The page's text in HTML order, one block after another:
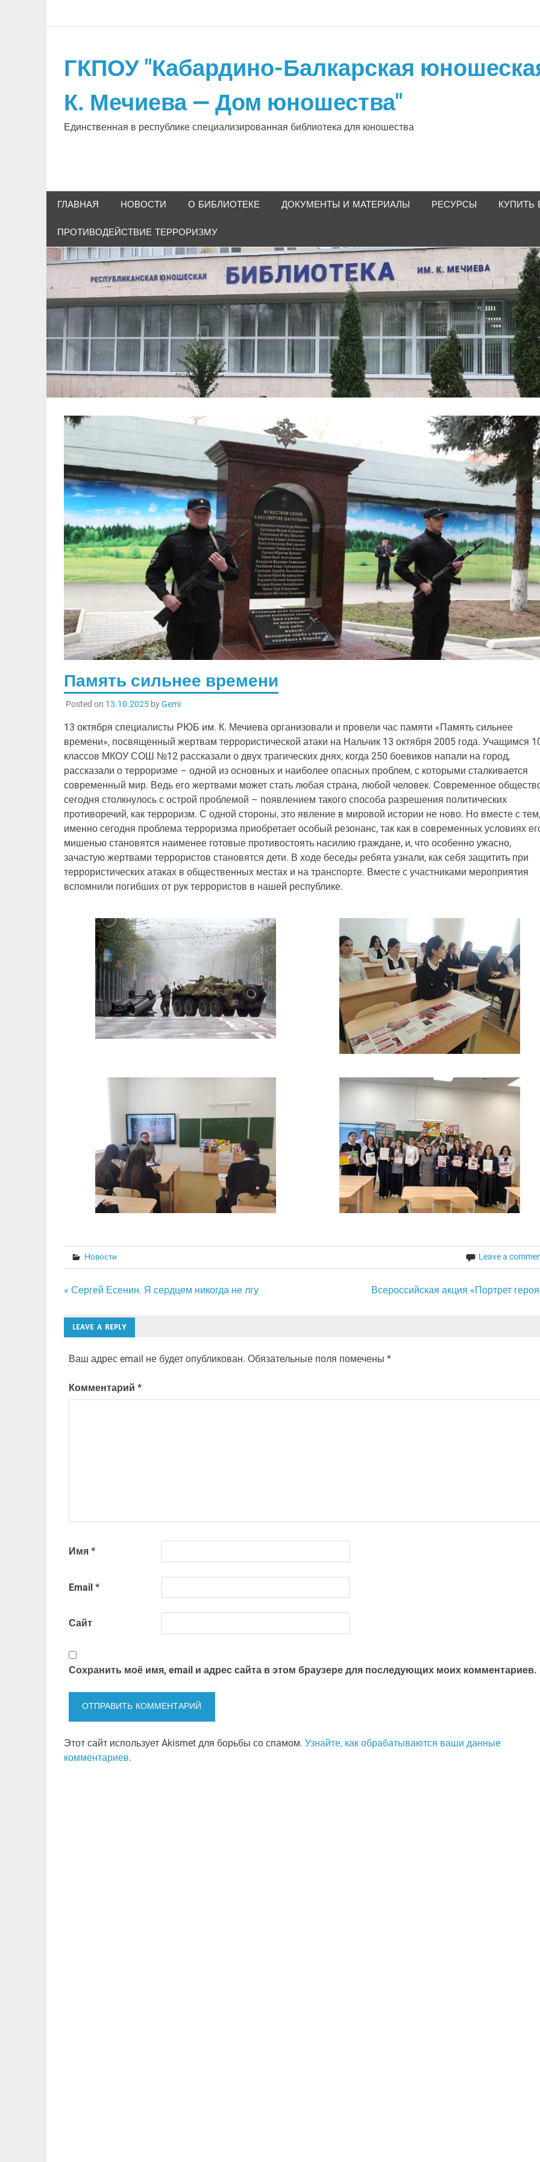
ГКПОУ "Кабардино-Балкарская
К. Мечиева — Дом юношества"
Единственная в республике специализированная библиотека для юношества
ГЛАВНАЯ НОВОСТИ О БИБЛИОТЕКЕ ДОКУМЕНТЫ И МАТЕРИАЛЫ РЕСУРСЫ КУПИТЬ
ПРОТИВОДЕЙСТВИЕ ТЕРРОРИЗМУ
Память сильнее времени
Posted on 13.10.2025byGemi
13 октября специалисты РЮБ им. К. Мечиева организовали и провели час памяти «Память сильнее
времени», посвященный жертвам террористической атаки на Нальчик 13 октября 2005 года. Учащимся
классов МКОУ СОШ №12 рассказали о двух трагических днях, когда 250 боевиков напали на город,
рассказали о терроризме – одной из основных и наиболее опасных проблем, с которыми сталкивается
современный мир. Ведь его жертвами может стать любая страна, любой человек. Современное
сегодня столкнулось с острой проблемой – появлением такого способа разрешения политических
противоречий, как терроризм. С одной стороны, это явление в мировой истории не ново. Но вместе с тем,
именно сегодня проблема терроризма приобретает особый резонанс, так как в современных условиях
мишенью становятся наименее готовые противостоять насилию граждане, и, что особенно ужасно,
зачастую жертвами террористов становятся дети. В ходе беседы ребята узнали, как себя защитить при
террористических атаках в общественных местах и на транспорте. Вместе с участниками мероприятия
вспомнили погибших от рук террористов в нашей республике.
Новости Leave a
Навигация
по
записям
« Сергей Есенин. Я сердцем никогда не лгу Всероссийская акция «Портрет
LEAVE A REPLY
Ваш адрес email не будет опубликован. Обязательные поля помечены *
Комментарий *
Имя *
Email *
Сайт
Сохранить моё имя, email и адрес сайта в этом браузере для последующих моих комментариев.
Этот сайт использует Akismet для борьбы со спамом. Узнайте, как обрабатываются ваши данные
комментариев.